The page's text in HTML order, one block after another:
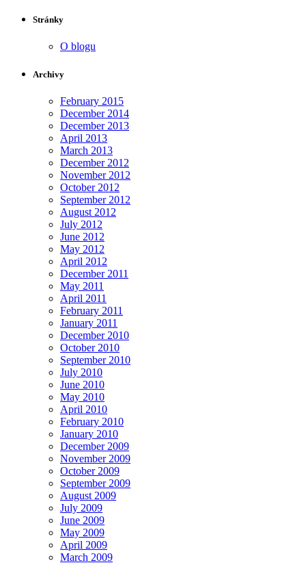
Stránky
O blogu
Archivy
February 2015
December 2014
December 2013
April 2013
March 2013
December 2012
November 2012
October 2012
September 2012
August 2012
July 2012
June 2012
May 2012
April 2012
December 2011
May 2011
April 2011
February 2011
January 2011
December 2010
October 2010
September 2010
July 2010
June 2010
May 2010
April 2010
February 2010
January 2010
December 2009
November 2009
October 2009
September 2009
August 2009
July 2009
June 2009
May 2009
April 2009
March 2009